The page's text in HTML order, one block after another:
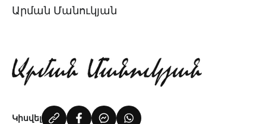
Արման Մանուկյան
Կիսվել